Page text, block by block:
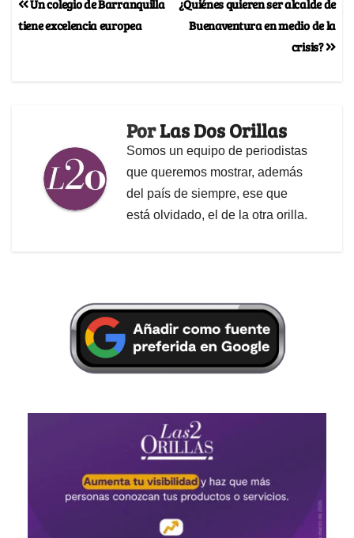
¿Quiénes quieren ser alcalde de
Buenaventura en medio de la
crisis?
Un colegio de Barranquilla
tiene excelencia europea
PorLas Dos Orillas
Somos un equipo de periodistas
que queremos mostrar, además
del país de siempre, ese que
está olvidado, el de la otra orilla.